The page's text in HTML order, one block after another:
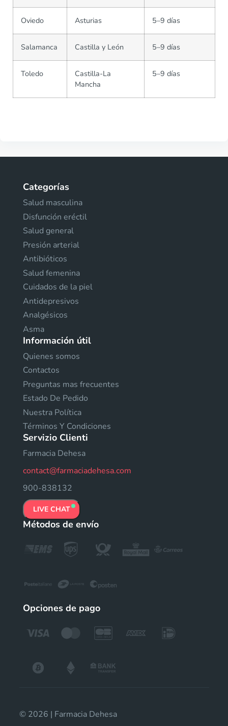
Oviedo Asturias 5–9 días
Salamanca Castilla y León 5–9 días
Toledo
Castilla-La
Mancha
5–9 días
Categorías
Salud masculina
Disfunción eréctil
Salud general
Presión arterial
Antibióticos
Salud femenina
Cuidados de la piel
Antidepresivos
Analgésicos
Asma
Información útil
Quienes somos
Contactos
Preguntas mas frecuentes
Estado De Pedido
Nuestra Política
Términos Y Condiciones
Servizio Clienti
Farmacia Dehesa
contact@farmaciadehesa.com
900-838132
LIVE CHAT
Métodos de envío
Opciones de pago
© 2026 | Farmacia Dehesa